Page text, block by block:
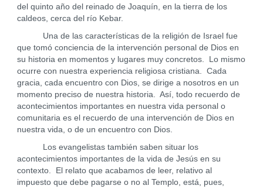
del quinto año del reinado de Joaquín, en la tierra de los
caldeos, cerca del río Kebar.
Una de las características de la religión de Israel fue
que tomó conciencia de la intervención personal de Dios en
su historia en momentos y lugares muy concretos. Lo mismo
ocurre con nuestra experiencia religiosa cristiana. Cada
gracia, cada encuentro con Dios, se dirige a nosotros en un
momento preciso de nuestra historia. Así, todo recuerdo de
acontecimientos importantes en nuestra vida personal o
comunitaria es el recuerdo de una intervención de Dios en
nuestra vida, o de un encuentro con Dios.
Los evangelistas también saben situar los
acontecimientos importantes de la vida de Jesús en su
contexto. El relato que acabamos de leer, relativo al
impuesto que debe pagarse o no al Templo, está, pues,